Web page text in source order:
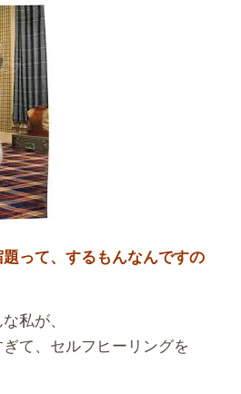
題って、するもんなんですの
私が、
て、セルフヒーリングを